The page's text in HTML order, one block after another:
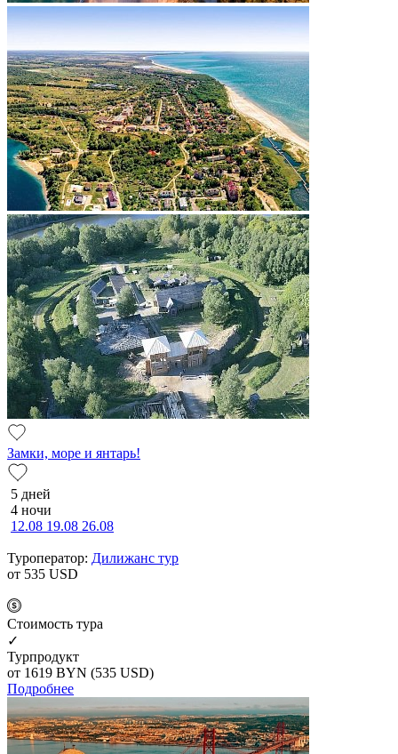
Замки, море и янтарь!
5 дней
4 ночи
12.08 19.08 26.08
Туроператор: Дилижанс тур
от 535 USD
Cтоимость тура
✓
Турпродукт
от 1619 BYN (535 USD)
Подробнее